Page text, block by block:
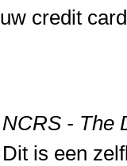
uw credit
NCRS - The
Dit is een